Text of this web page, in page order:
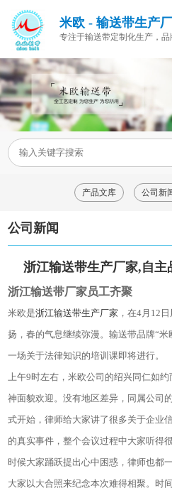
米欧 - 输送带生产
专注于输送带定制化生产，品
产品文库 公司新
公司新闻
浙江输送带生产厂家,自主
浙江输送带厂家员工齐聚
米欧是浙江输送带生产厂家 ，在4月12
扬，春的气息继续弥漫。输送带品牌“米
一场关于法律知识的培训课即将进行。
上午9时左右，米欧公司的绍兴同仁如
神面貌欢迎。没有地区差异，同属公司
式开始，律师给大家讲了很多关于企业
的真实事件，整个会议过程中大家听得
时候大家踊跃提出心中困惑，律师也都
大家以大合照来纪念本次难得相聚。时